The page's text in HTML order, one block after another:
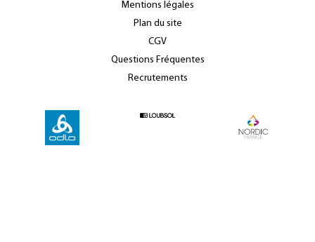
Mentions légales
Plan du site
CGV
Questions Fréquentes
Recrutements